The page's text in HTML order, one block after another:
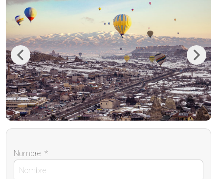
Previous Next
Nombre *